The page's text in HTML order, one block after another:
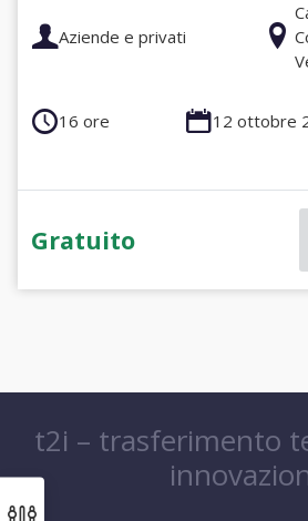
Aziende e privati
16 ore 12 ottobre
Gratuito
t2i – trasferimento